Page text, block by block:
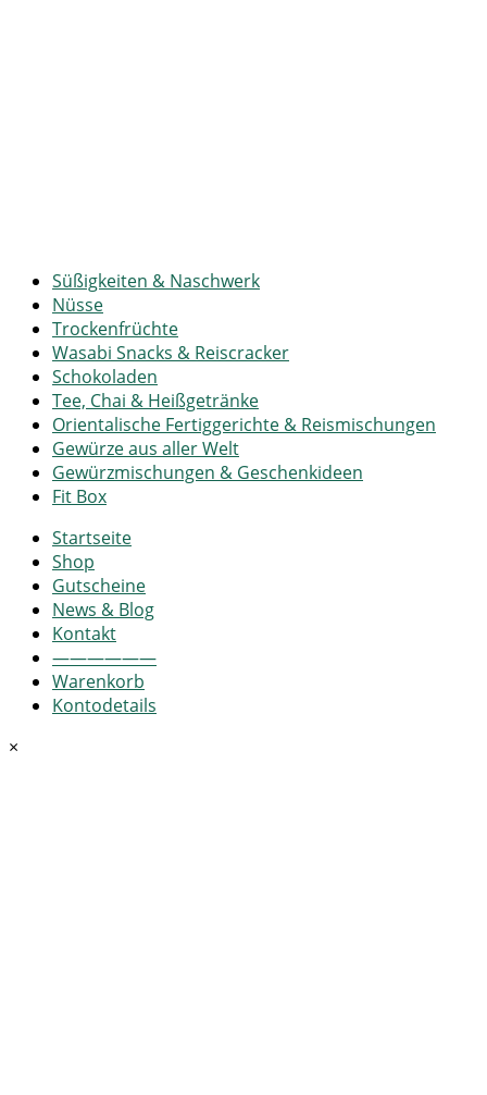
Süßigkeiten & Naschwerk
Nüsse
Trockenfrüchte
Wasabi Snacks & Reiscracker
Schokoladen
Tee, Chai & Heißgetränke
Orientalische Fertiggerichte & Reismischungen
Gewürze aus aller Welt
Gewürzmischungen & Geschenkideen
Fit Box
Startseite
Shop
Gutscheine
News & Blog
Kontakt
——————
Warenkorb
Kontodetails
×